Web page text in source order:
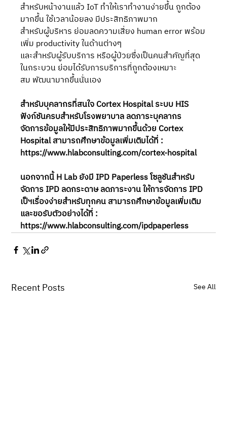
สำหรับหน้างานแล้ว IoT ทำให้เราทำงานง่ายขึ้น ถูกต้อง
มากขึ้น ใช้เวลาน้อยลง มีประสิทธิภาพมาก
สำหรับผู้บริหาร ย่อมลดความเสี่ยง human error พร้อม
เพิ่ม productivity ในด้านต่างๆ
และสำหรับผู้รับบริการ หรือผู้ป่วยซึ่งเป็นคนสำคัญที่สุด
ในกระบวน ย่อมได้รับการบริการที่ถูกต้องเหมาะ
สม พัฒนามากขึ้นนั่นเอง
สำหรับบุคลากรที่สนใจ Cortex Hospital ระบบ HIS
ฟังก์ชันครบสำหรับโรงพยาบาล ลดภาระบุคลากร
จัดการข้อมูลให้มีประสิทธิภาพมากขึ้นด้วย Cortex
Hospital สามารถศึกษาข้อมูลเพิ่มเติมได้ที่ :
https://www.hlabconsulting.com/cortex-hospital
นอกจากนี้ H Lab ยังมี IPD Paperless โซลูชันสำหรับ
จัดการ IPD ลดกระดาษ ลดภาระงาน ให้การจัดการ IPD
เป็ฯเรื่องง่ายสำหรับทุกคน สามารถศึกษาข้อมูลเพิ่มเติม
และขอรับตัวอย่างได้ที่ :
https://www.hlabconsulting.com/ipdpaperless
Recent Posts See All